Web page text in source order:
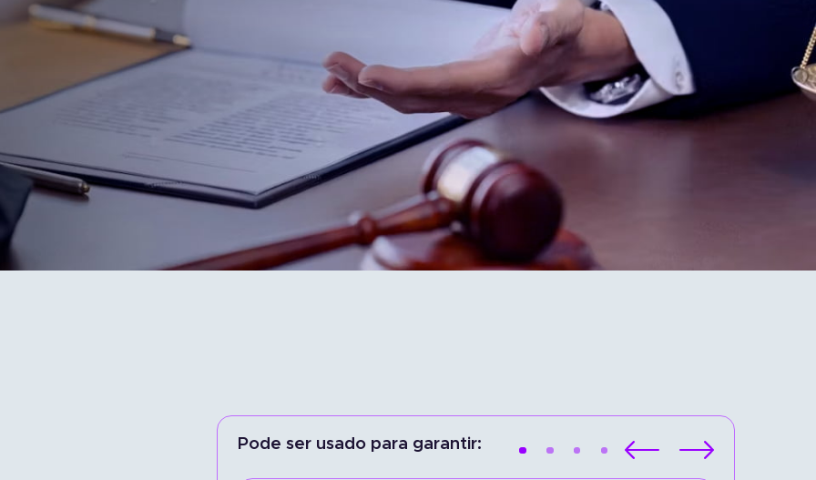
fecharem contratos.
Acesso empresa
Pode ser usado para garantir: